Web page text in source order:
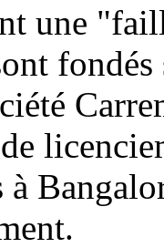
une
à